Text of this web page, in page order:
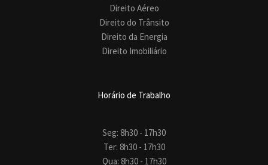
Direito Aéreo
Direito do Trânsito
Direito da Energia
Direito Imobiliário
Horário de Trabalho
Seg: 8h30 - 17h30
Ter: 8h30 - 17h30
Qua: 8h30 - 17h30